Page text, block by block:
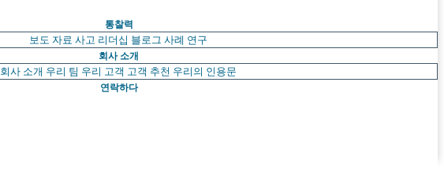
통찰력
보도 자료 사고 리더십 블로그 사례 연구
회사 소개
회사 소개 우리 팀 우리 고객 고객 추천 우리의 인용문
연락하다